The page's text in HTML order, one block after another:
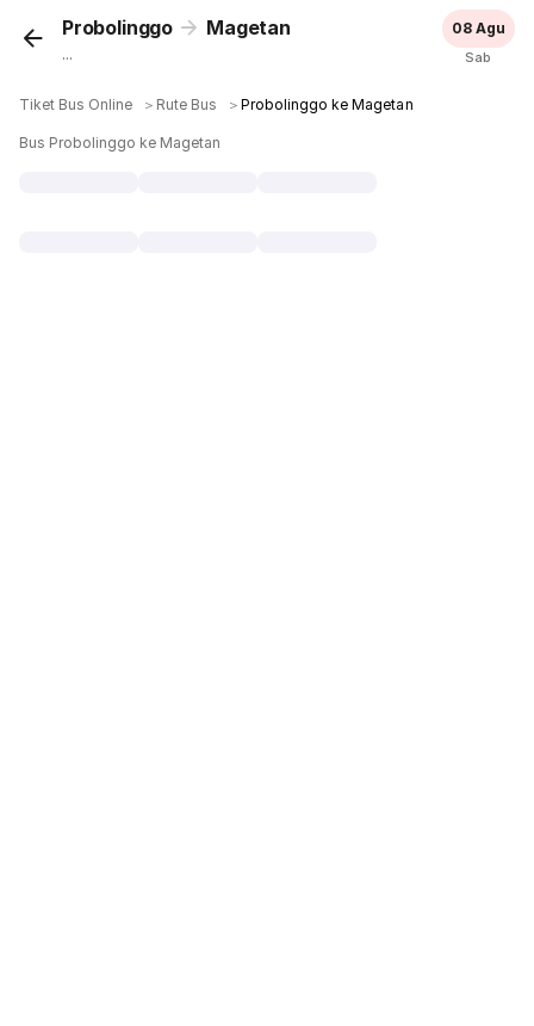
Probolinggo Magetan
...
08 Agu
Sab
Tiket Bus Online ＞ Rute Bus ＞Probolinggo ke Magetan
Bus Probolinggo ke Magetan